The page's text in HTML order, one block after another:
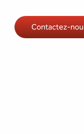
Contactez-